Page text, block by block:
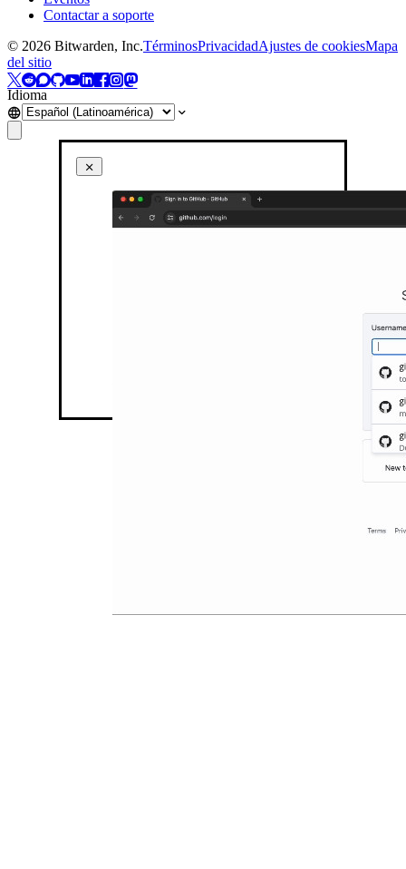
Contactar a soporte
© 2026 Bitwarden, Inc.TérminosPrivacidadAjustes de cookiesMapa
del sitio
Idioma